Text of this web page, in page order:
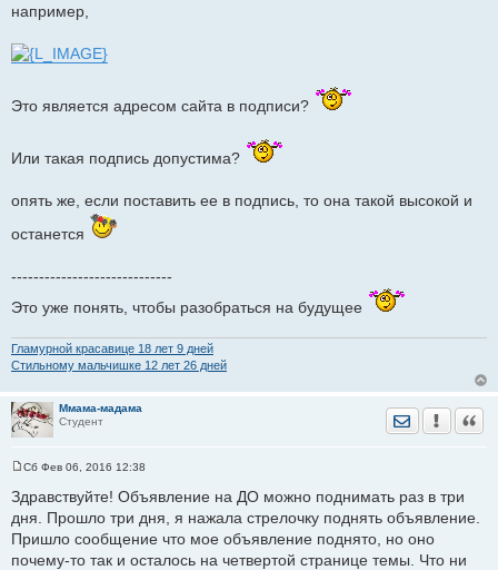
например,
Это является адресом сайта в подписи?
Или такая подпись допустима?
опять же, если поставить ее в подпись, то она такой высокой и
останется
-----------------------------
Это уже понять, чтобы разобраться на будущее
Гламурной красавице 18 лет 9 дней
Стильному мальчишке 12 лет 26 дней
Ммама-мадама
Студент
Отправить
о
б
е
н
Сб Фев 06, 2016 12:38
Здравствуйте! Объявление на ДО можно поднимать раз в три
дня. Прошло три дня, я нажала стрелочку поднять объявление.
Пришло сообщение что мое объявление поднято, но оно
почему-то так и осталось на четвертой странице темы. Что ни